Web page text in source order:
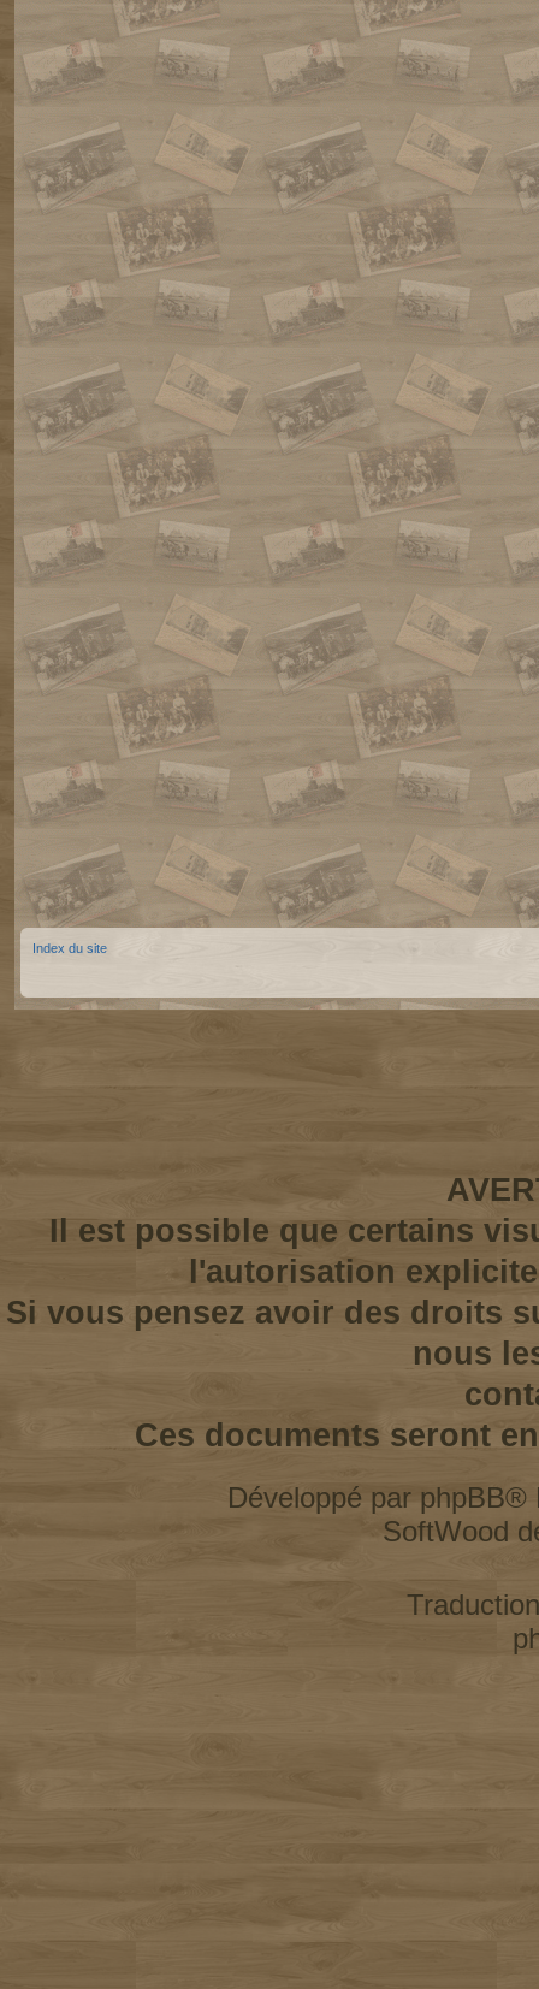
Index du site
Il est possible que certains
l'autorisation
Si vous pensez avoir des droits
nous
Ces documents seront
Développé par phpBB®
SoftWood